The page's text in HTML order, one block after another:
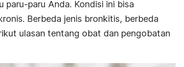
paru-paru Anda. Kondisi ini bisa
Berbeda jenis bronkitis, berbeda
ulasan tentang obat dan pengobatan